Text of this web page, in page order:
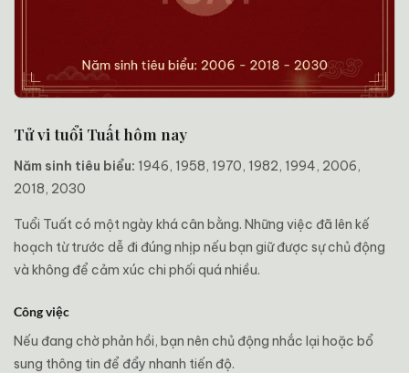
Tử vi tuổi Tuất hôm nay
Năm sinh tiêu biểu: 1946, 1958, 1970, 1982, 1994, 2006,
2018, 2030
Tuổi Tuất có một ngày khá cân bằng. Những việc đã lên kế
hoạch từ trước dễ đi đúng nhịp nếu bạn giữ được sự chủ động
và không để cảm xúc chi phối quá nhiều.
Công việc
Nếu đang chờ phản hồi, bạn nên chủ động nhắc lại hoặc bổ
sung thông tin để đẩy nhanh tiến độ.